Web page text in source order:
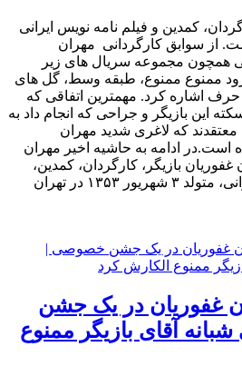
کمدین و فیلم نامه نویس ایرانی
از سوابق کارگردانی مهران
همچون مجموعه سریال های زیر
ممنوع ممنوع، طبقه وسط، گل‌ های
حرف اشاره کرد. مهمترین اتفاقی که
این بازیگر و جراحی که انجام داد به
که لاغری شدید مهران
است.در ادامه به حاشیه اخیر مهران
بازیگر، کارگردان، کمدین،
فیلمنامه ‌نویس و مجری ایرانی، متولد ۳ شهریور ۱۳۵۳ در تهران
غفوریان در یک جشن
آقای بازیگر ممنوع